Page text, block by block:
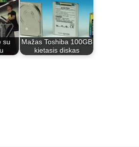
su
Mažas Toshiba 100GB
kietasis diskas